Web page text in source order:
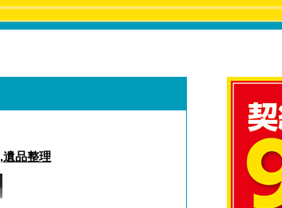
,遺品整理